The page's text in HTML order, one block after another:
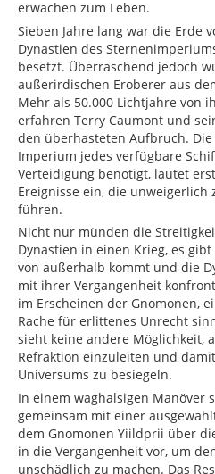
erwachen zum Leben.
Sieben Jahre lang war die Erde
Dynastien des
besetzt. Überraschend jedoch
außerirdischen Eroberer aus
Mehr als 50.000 Lichtjahre von
erfahren Terry Caumont und
den überhasteten Aufbruch.
Imperium jedes verfügbare
Verteidigung benötigt, läutet
Ereignisse ein, die unweigerlich
führen.
Nicht nur münden die
Dynastien in einen Krieg, es
von außerhalb kommt und die
mit ihrer Vergangenheit
im Erscheinen der Gnomonen,
Rache für erlittenes Unrecht
sieht keine andere Möglichkeit,
Refraktion einzuleiten und
Universums zu besiegeln.
In einem waghalsigen Manöver
gemeinsam mit einer
dem Gnomonen Yiildprii über die
in die Vergangenheit vor, um
unschädlich zu machen. Das